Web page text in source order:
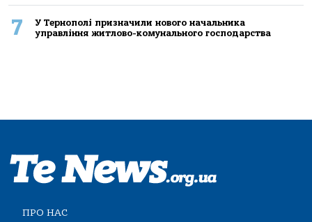
7
У Тернополі призначили нового начальника
управління житлово-комунального господарства
ПРО НАС